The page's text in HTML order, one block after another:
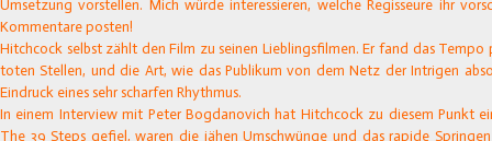
Umsetzung vorstellen. Mich würde interessieren, welche Regisseure ihr
Kommentare posten!
Hitchcock selbst zählt den Film zu seinen Lieblingsfilmen. Er fand das
toten Stellen, und die Art, wie das Publikum von dem Netz der Intrigen
Eindruck eines sehr scharfen Rhythmus.
In einem Interview mit Peter Bogdanovich hat Hitchcock zu diesem Punkt
The 39 Steps gefiel, waren die jähen Umschwünge und das rapide